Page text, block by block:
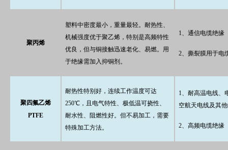
聚丙烯
塑料中密度最小，重量最轻。耐热性、
机械强度优于聚乙烯，特别是高频特性
优良，但与铜接触迅速老化、易燃。用
于绝缘需加入抑铜剂。
1、通信电缆绝缘
2、撕裂膜用于电
聚四氟乙烯
PTFE
耐热性特别好，连续工作温度可达
250℃，且电气特性、极低温可挠性、
耐水性、阻燃性好。但不易加工，需要
特殊加工方法。
1、耐高温电线、
空航天电线及其
2、高频电缆绝缘